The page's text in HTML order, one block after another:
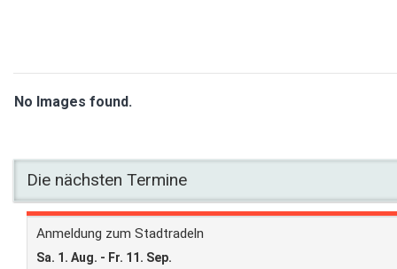
No Images found.
Die nächsten Termine